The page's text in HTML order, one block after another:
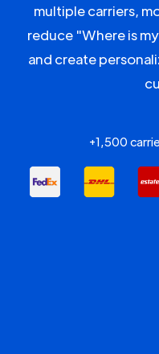
multiple carriers,
reduce "Where is
and create
+1,500